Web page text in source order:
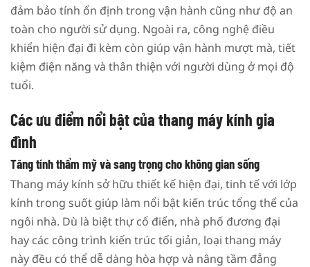
đảm bảo tính ổn định trong vận hành cũng như độ an
toàn cho người sử dụng. Ngoài ra, công nghệ điều
khiển hiện đại đi kèm còn giúp vận hành mượt mà, tiết
kiệm điện năng và thân thiện với người dùng ở mọi độ
tuổi.
Các ưu điểm nổi bật của thang máy kính gia
đình
Tăng tính thẩm mỹ và sang trọng cho không gian sống
Thang máy kính sở hữu thiết kế hiện đại, tinh tế với lớp
kính trong suốt giúp làm nổi bật kiến trúc tổng thể của
ngôi nhà. Dù là biệt thự cổ điển, nhà phố đương đại
hay các công trình kiến trúc tối giản, loại thang máy
này đều có thể dễ dàng hòa hợp và nâng tầm đẳng